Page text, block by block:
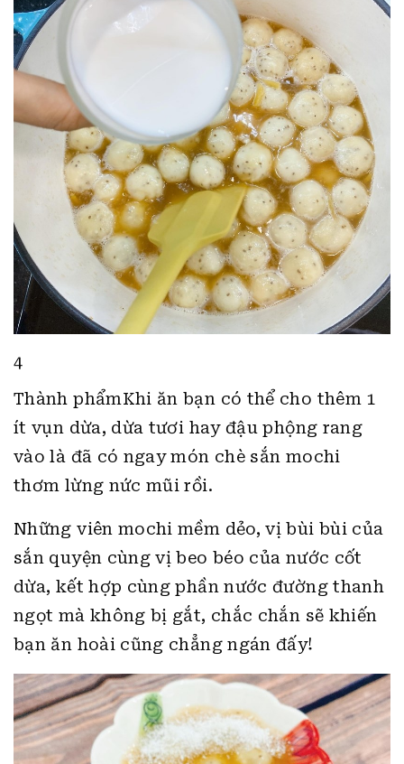
4
Thành phẩmKhi ăn bạn có thể cho thêm 1
ít vụn dừa, dừa tươi hay đậu phộng rang
vào là đã có ngay món chè sắn mochi
thơm lừng nức mũi rồi.
Những viên mochi mềm dẻo, vị bùi bùi của
sắn quyện cùng vị beo béo của nước cốt
dừa, kết hợp cùng phần nước đường thanh
ngọt mà không bị gắt, chắc chắn sẽ khiến
bạn ăn hoài cũng chẳng ngán đấy!